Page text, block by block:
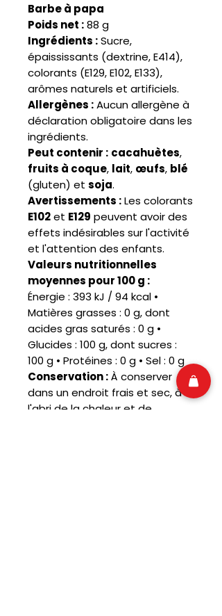
Barbe à papa
Poids net :88 g
Ingrédients :Sucre,
épaississants (dextrine, E414),
colorants (E129, E102, E133),
arômes naturels et artificiels.
Allergènes :Aucun allergène à
déclaration obligatoire dans les
ingrédients.
Peut contenir : cacahuètes,
fruits à coque, lait, œufs, blé
(gluten) et soja.
Avertissements :Les colorants
E102et E129 peuvent avoir des
effets indésirables sur l'activité
et l'attention des enfants.
Valeurs nutritionnelles
moyennes pour 100 g :
Énergie : 393 kJ / 94 kcal •
Matières grasses : 0 g, dont
acides gras saturés : 0 g •
Glucides : 100 g, dont sucres :
100 g • Protéines : 0 g • Sel : 0 g
Conservation :À conserver
dans un endroit frais et sec, à
l'abri de la chaleur et de